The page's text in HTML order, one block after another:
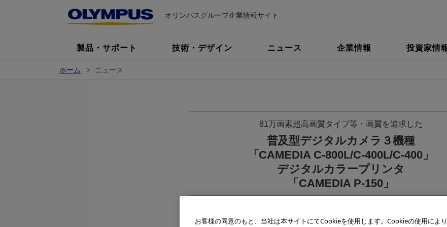
オリンパスグループ企業情報サイト
製品・サポート 技術・デザイン ニュース 企業情報 投資家情
ホーム ニュース
81万画素超高画質タイプ等・画質を追求した
普及型デジタルカメラ３機種
「CAMEDIA C-800L/C-400L/C-400」
デジタルカラープリンタ
「CAMEDIA P-150」
お客様の同意のもと、当社は本サイトにてCookieを使用します。Cookieの使用によ